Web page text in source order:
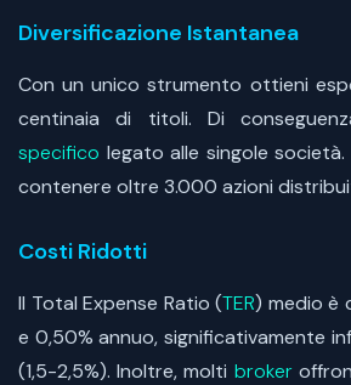
Diversificazione Istantanea
Con un unico strumento ottieni
centinaia di titoli. Di
specifico legato alle singole società.
contenere oltre 3.000 azioni
Costi Ridotti
Il Total Expense Ratio (TER) medio è
e 0,50% annuo, significativamente
(1,5-2,5%). Inoltre, molti broker